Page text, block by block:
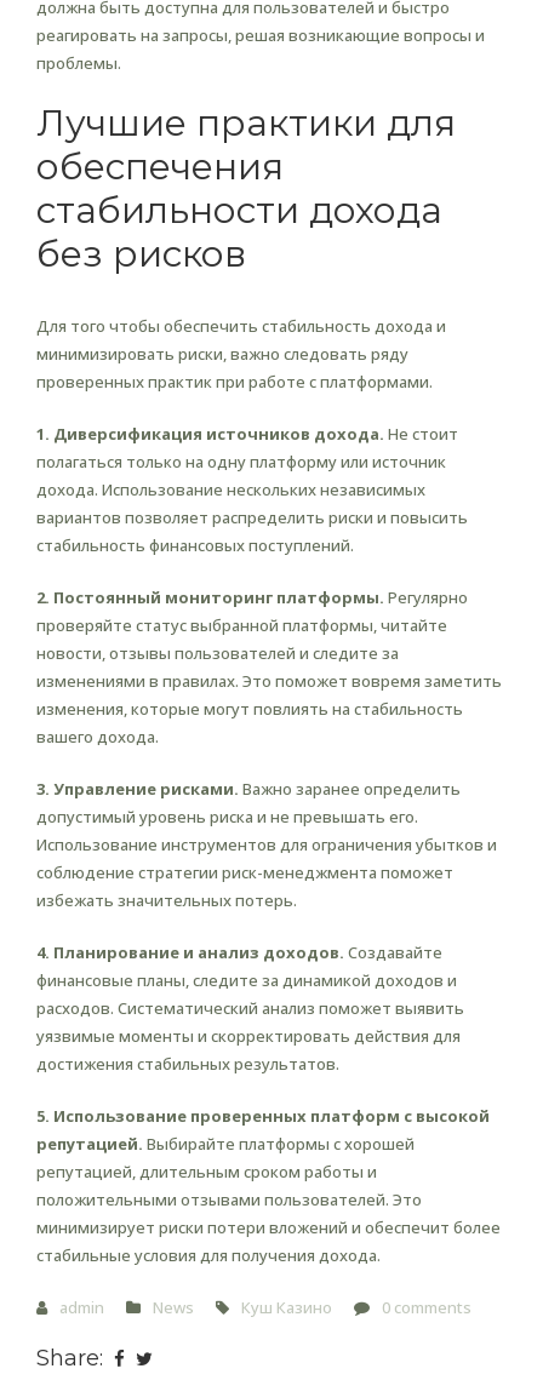
должна быть доступна для пользователей и быстро
реагировать на запросы, решая возникающие вопросы и
проблемы.
Лучшие практики для
обеспечения
стабильности дохода
без рисков
Для того чтобы обеспечить стабильность дохода и
минимизировать риски, важно следовать ряду
проверенных практик при работе с платформами.
1. Диверсификация источников дохода. Не стоит
полагаться только на одну платформу или источник
дохода. Использование нескольких независимых
вариантов позволяет распределить риски и повысить
стабильность финансовых поступлений.
2. Постоянный мониторинг платформы. Регулярно
проверяйте статус выбранной платформы, читайте
новости, отзывы пользователей и следите за
изменениями в правилах. Это поможет вовремя заметить
изменения, которые могут повлиять на стабильность
вашего дохода.
3. Управление рисками. Важно заранее определить
допустимый уровень риска и не превышать его.
Использование инструментов для ограничения убытков и
соблюдение стратегии риск-менеджмента поможет
избежать значительных потерь.
4. Планирование и анализ доходов. Создавайте
финансовые планы, следите за динамикой доходов и
расходов. Систематический анализ поможет выявить
уязвимые моменты и скорректировать действия для
достижения стабильных результатов.
5. Использование проверенных платформ с высокой
репутацией. Выбирайте платформы с хорошей
репутацией, длительным сроком работы и
положительными отзывами пользователей. Это
минимизирует риски потери вложений и обеспечит более
стабильные условия для получения дохода.
admin News Куш Казино 0 comments
Share: